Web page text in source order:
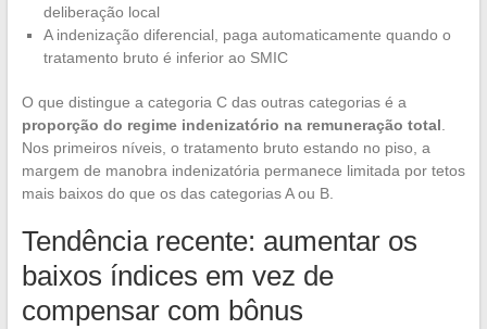
deliberação local
A indenização diferencial, paga automaticamente quando o
tratamento bruto é inferior ao SMIC
O que distingue a categoria C das outras categorias é a
proporção do regime indenizatório na remuneração total
Nos primeiros níveis, o tratamento bruto estando no piso, a
margem de manobra indenizatória permanece limitada por tetos
mais baixos do que os das categorias A ou B.
Tendência recente: aumentar os
baixos índices em vez de
compensar com bônus